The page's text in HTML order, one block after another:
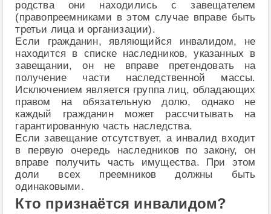
родства они находились с завещателем
(правопреемниками в этом случае вправе быть
третьи лица и организации).
Если гражданин, являющийся инвалидом, не
находится в списке наследников, указанных в
завещании, он не вправе претендовать на
получение части наследственной массы.
Исключением является группа лиц, обладающих
правом на обязательную долю, однако не
каждый гражданин может рассчитывать на
гарантированную часть наследства.
Если завещание отсутствует, а инвалид входит
в первую очередь наследников по закону, он
вправе получить часть имущества. При этом
доли всех преемников должны быть
одинаковыми.
Кто признаётся инвалидом?